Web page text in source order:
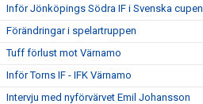
Inför Jönköpings Södra IF i Svenska cupen
Förändringar i spelartruppen
Tuff förlust mot Värnamo
Inför Torns IF - IFK Värnamo
Intervju med nyförvärvet Emil Johansson